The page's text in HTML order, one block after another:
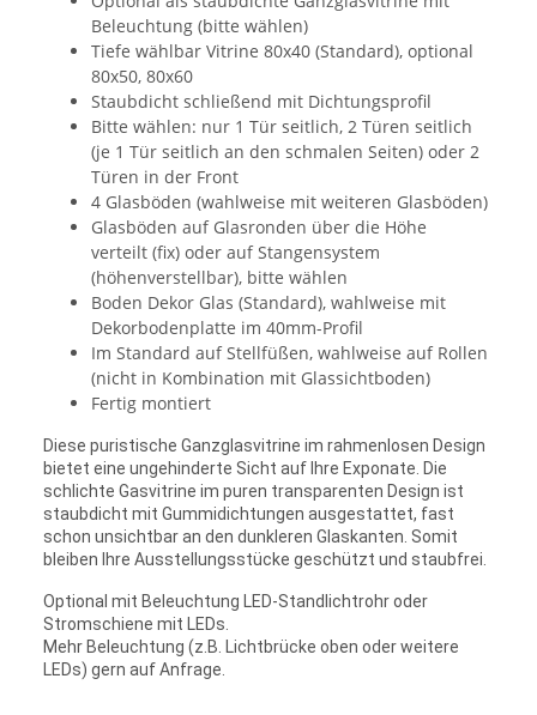
Beleuchtung (bitte wählen)
Tiefe wählbar Vitrine 80x40 (Standard), optional
80x50, 80x60
Staubdicht schließend mit Dichtungsprofil
Bitte wählen: nur 1 Tür seitlich, 2 Türen seitlich
(je 1 Tür seitlich an den schmalen Seiten) oder 2
Türen in der Front
4 Glasböden (wahlweise mit weiteren Glasböden)
Glasböden auf Glasronden über die Höhe
verteilt (fix) oder auf Stangensystem
(höhenverstellbar), bitte wählen
Boden Dekor Glas (Standard), wahlweise mit
Dekorbodenplatte im 40mm-Profil
Im Standard auf Stellfüßen, wahlweise auf Rollen
(nicht in Kombination mit Glassichtboden)
Fertig montiert
Diese puristische Ganzglasvitrine im rahmenlosen Design
bietet eine ungehinderte Sicht auf Ihre Exponate. Die
schlichte Gasvitrine im puren transparenten Design ist
staubdicht mit Gummidichtungen ausgestattet, fast
schon unsichtbar an den dunkleren Glaskanten. Somit
bleiben Ihre Ausstellungsstücke geschützt und staubfrei.
Optional mit Beleuchtung LED-Standlichtrohr oder
Stromschiene mit LEDs.
Mehr Beleuchtung (z.B. Lichtbrücke oben oder weitere
LEDs) gern auf Anfrage.